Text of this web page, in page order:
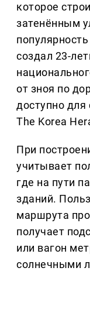
которое
затенённым
создал 23-
от зноя по
доступно
The Korea
При
учитывает
где на пути
зданий.
маршрута
получает
или вагон
солнечными